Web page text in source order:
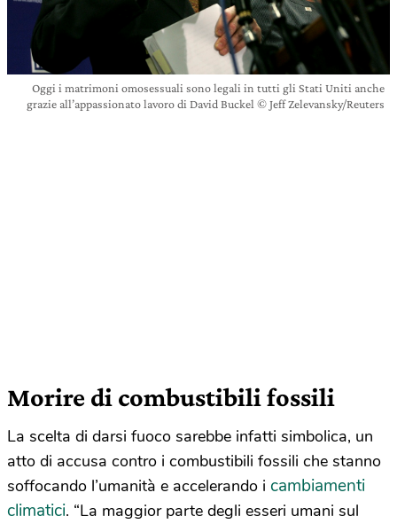
Oggi i matrimoni omosessuali sono legali in tutti gli Stati Uniti anche
grazie all’appassionato lavoro di David Buckel © Jeff Zelevansky/Reuters
Morire di combustibili fossili
La scelta di darsi fuoco sarebbe infatti simbolica, un
atto di accusa contro i combustibili fossili che stanno
soffocando l’umanità e accelerando i cambiamenti
climatici. “La maggior parte degli esseri umani sul